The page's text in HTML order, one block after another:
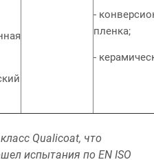
-
пленка;
-
Qualicoat, что
испытания по EN ISO